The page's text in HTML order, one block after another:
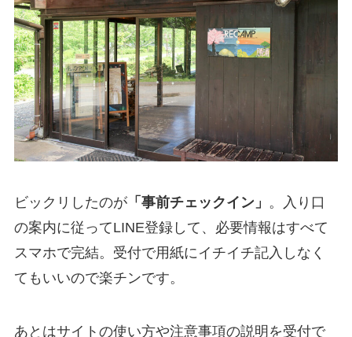
ビックリしたのが「事前チェックイン」 。入り口
の案内に従ってLINE登録して、必要情報はすべて
スマホで完結。受付で用紙にイチイチ記入しなく
てもいいので楽チンです。
あとはサイトの使い方や注意事項の説明を受付で